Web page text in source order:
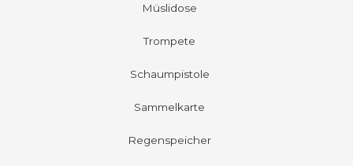
Müslidose
Trompete
Schaumpistole
Sammelkarte
Regenspeicher